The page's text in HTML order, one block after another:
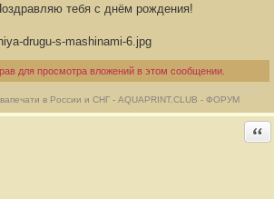
тебя с днём рождения!
drugu-s-mashinami-6.jpg
для просмотра вложений в этом сообщении.
в России и СНГ - AQUAPRINT.CLUB - ФОРУМ